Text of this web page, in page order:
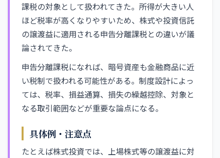
課税の対象として扱われてきた。所得が大きい人
ほど税率が高くなりやすいため、株式や投資信託
の譲渡益に適用される申告分離課税との違いが議
論されてきた。
申告分離課税になれば、暗号資産も金融商品に近
い税制で扱われる可能性がある。制度設計によっ
ては、税率、損益通算、損失の繰越控除、対象と
なる取引範囲などが重要な論点になる。
具体例・注意点
たとえば株式投資では、上場株式等の譲渡益に対